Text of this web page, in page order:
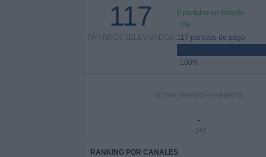
117
PARTIDOS TELEVISADOS
0 partidos en abierto
0%
117 partidos de pago
100%
ÚLTIMO PARTIDO EN ABIERTO
-
- por
RANKING POR CANALES